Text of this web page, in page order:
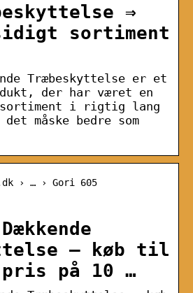
⇒
sortiment
Træbeskyttelse er et
der har været en
i rigtig lang
måske bedre som
› … › Gori 605
– køb til
på 10 …